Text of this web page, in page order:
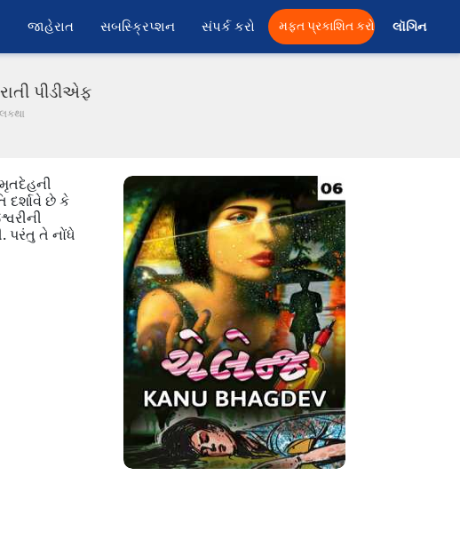
જાહેરાત સબસ્ક્રિપ્શન સંપર્ક કરો મફત પ્રકાશિત કરો લૉગિન
પીડીએફ
દર્શાવે છે કે
પરંતુ તે નોંધે